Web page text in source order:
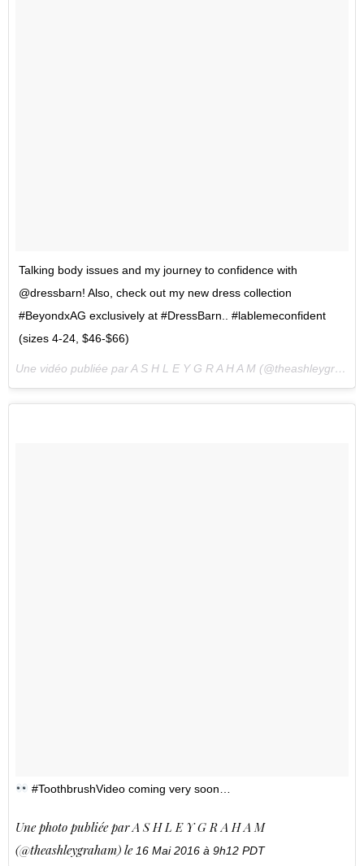
Talking body issues and my journey to confidence with
@dressbarn! Also, check out my new dress collection
#BeyondxAG exclusively at #DressBarn.. #lablemeconfident
(sizes 4-24, $46-$66)
Une vidéo publiée par A S H L E Y G R A H A M (@theashleygraham) le
#ToothbrushVideo coming very soon…
Une photo publiée par A S H L E Y G R A H A M
(@theashleygraham) le 16 Mai 2016 à 9h12 PDT